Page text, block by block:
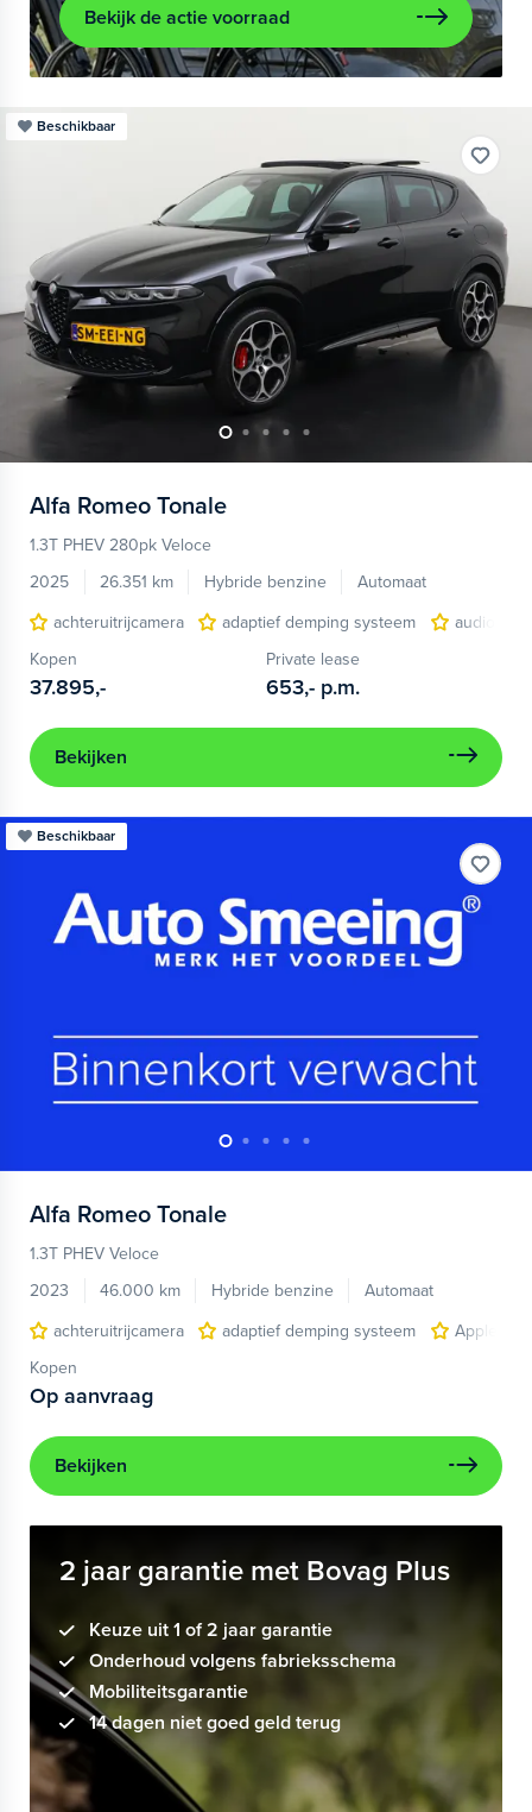
Bekijk de actie voorraad
Beschikbaar
Alfa Romeo Tonale
1.3T PHEV 280pk Veloce
2025
26.351 km Hybride benzine
Automaat
achteruitrijcamera
adaptief demping systeem
audio
Kopen
37.895,-
Private lease
653,- p.m.
Bekijken
Beschikbaar
Alfa Romeo Tonale
1.3T PHEV Veloce
2023
46.000 km Hybride benzine
Automaat
achteruitrijcamera
adaptief demping systeem
Apple
Kopen
Op aanvraag
Bekijken
2 jaar garantie met Bovag Plus
Keuze uit 1 of 2 jaar garantie
Onderhoud volgens fabrieksschema
Mobiliteitsgarantie
14 dagen niet goed geld terug